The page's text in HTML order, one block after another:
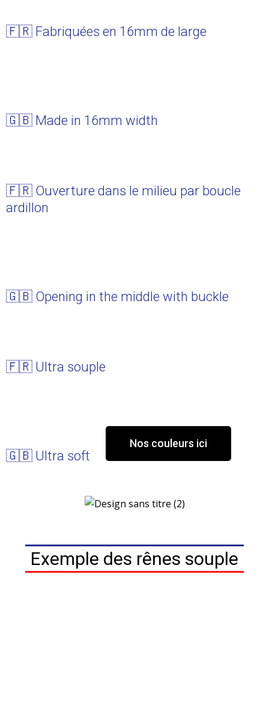
🇫🇷 Fabriquées en 16mm de large
🇬🇧 Made in 16mm width
🇫🇷 Ouverture dans le milieu par boucle
ardillon
🇬🇧 Opening in the middle with buckle
🇫🇷 Ultra souple
🇬🇧 Ultra soft
Nos couleurs ici
Exemple des rênes souple